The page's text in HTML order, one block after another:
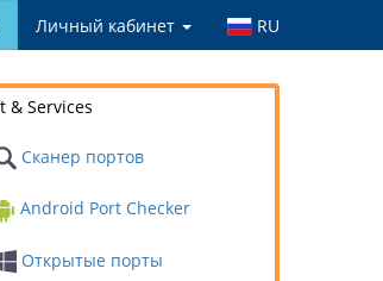
Личный кабинет RU
& Services
Сканер портов
Android Port Checker
Открытые порты